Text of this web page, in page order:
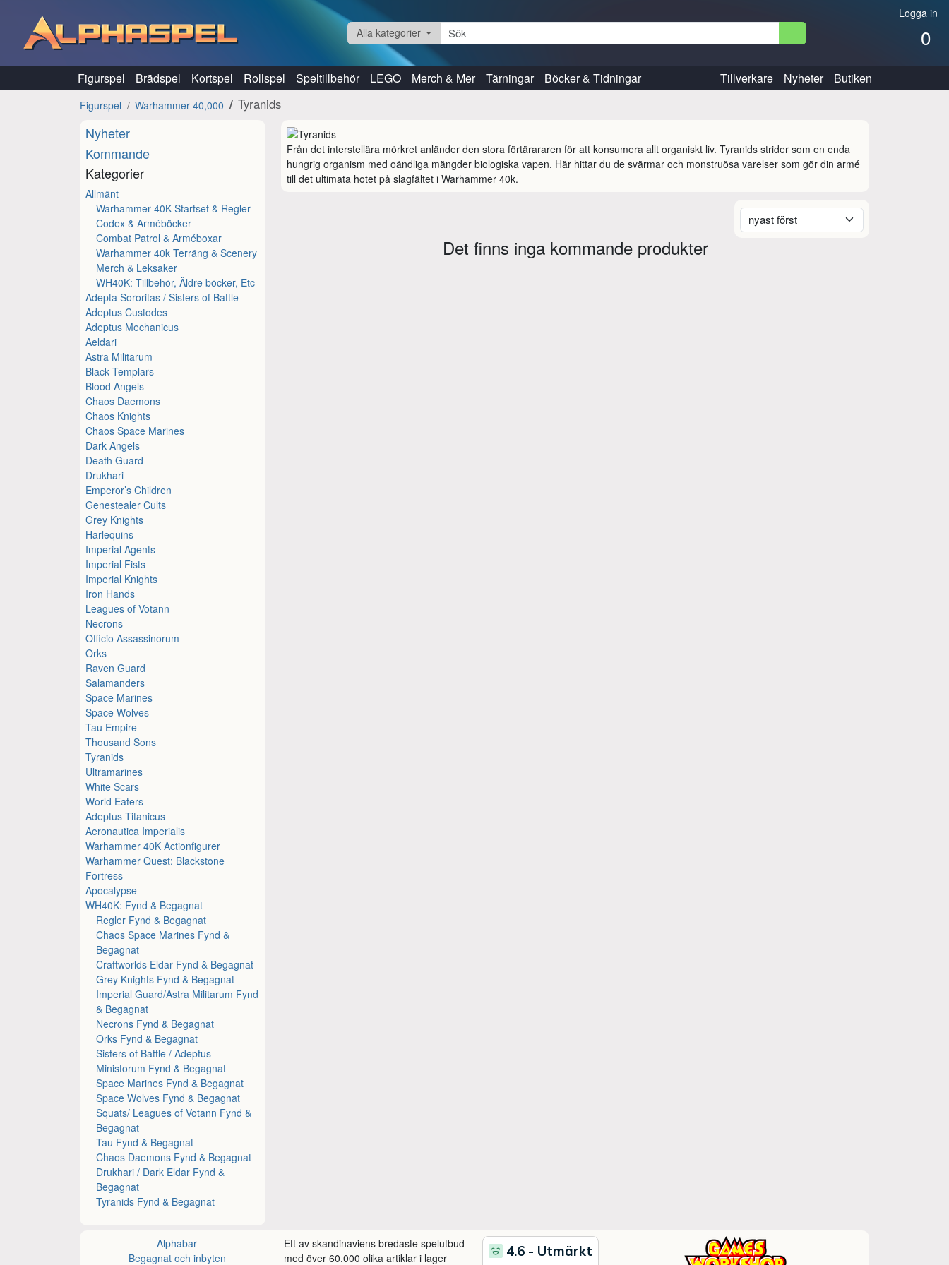
Logga in
0
Alla kategorier
Figurspel Brädspel Kortspel Rollspel Speltillbehör LEGO Merch & Mer Tärningar Böcker & Tidningar Tillverkare Nyheter Butiken
Figurspel Warhammer 40,000 Tyranids
Nyheter
Kommande
Kategorier
Allmänt
Warhammer 40K Startset & Regler
Codex & Arméböcker
Combat Patrol & Arméboxar
Warhammer 40k Terräng & Scenery
Merch & Leksaker
WH40K: Tillbehör, Äldre böcker, Etc
Adepta Sororitas / Sisters of Battle
Adeptus Custodes
Adeptus Mechanicus
Aeldari
Astra Militarum
Black Templars
Blood Angels
Chaos Daemons
Chaos Knights
Chaos Space Marines
Dark Angels
Death Guard
Drukhari
Emperor’s Children
Genestealer Cults
Grey Knights
Harlequins
Imperial Agents
Imperial Fists
Imperial Knights
Iron Hands
Leagues of Votann
Necrons
Officio Assassinorum
Orks
Raven Guard
Salamanders
Space Marines
Space Wolves
Tau Empire
Thousand Sons
Tyranids
Ultramarines
White Scars
World Eaters
Adeptus Titanicus
Aeronautica Imperialis
Warhammer 40K Actionfigurer
Warhammer Quest: Blackstone
Fortress
Apocalypse
WH40K: Fynd & Begagnat
Regler Fynd & Begagnat
Chaos Space Marines Fynd &
Begagnat
Craftworlds Eldar Fynd & Begagnat
Grey Knights Fynd & Begagnat
Imperial Guard/Astra Militarum Fynd
& Begagnat
Necrons Fynd & Begagnat
Orks Fynd & Begagnat
Sisters of Battle / Adeptus
Ministorum Fynd & Begagnat
Space Marines Fynd & Begagnat
Space Wolves Fynd & Begagnat
Squats/ Leagues of Votann Fynd &
Begagnat
Tau Fynd & Begagnat
Chaos Daemons Fynd & Begagnat
Drukhari / Dark Eldar Fynd &
Begagnat
Tyranids Fynd & Begagnat
Från det interstellära mörkret anländer den stora förtärararen för att konsumera allt organiskt liv. Tyranids strider som en enda
hungrig organism med oändliga mängder biologiska vapen. Här hittar du de svärmar och monstruösa varelser som gör din armé
till det ultimata hotet på slagfältet i Warhammer 40k.
Det finns inga kommande produkter
Alphabar
Begagnat och inbyten
Ett av skandinaviens bredaste spelutbud
med över 60.000 olika artiklar i lager